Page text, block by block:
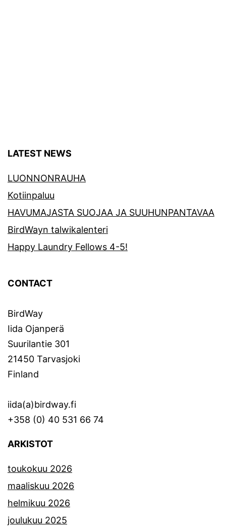
LATEST NEWS
LUONNONRAUHA
Kotiinpaluu
HAVUMAJASTA SUOJAA JA SUUHUNPANTAVAA
BirdWayn talwikalenteri
Happy Laundry Fellows 4-5!
CONTACT
BirdWay
Iida Ojanperä
Suurilantie 301
21450 Tarvasjoki
Finland
iida(a)birdway.fi
+358 (0) 40 531 66 74
ARKISTOT
toukokuu 2026
maaliskuu 2026
helmikuu 2026
joulukuu 2025